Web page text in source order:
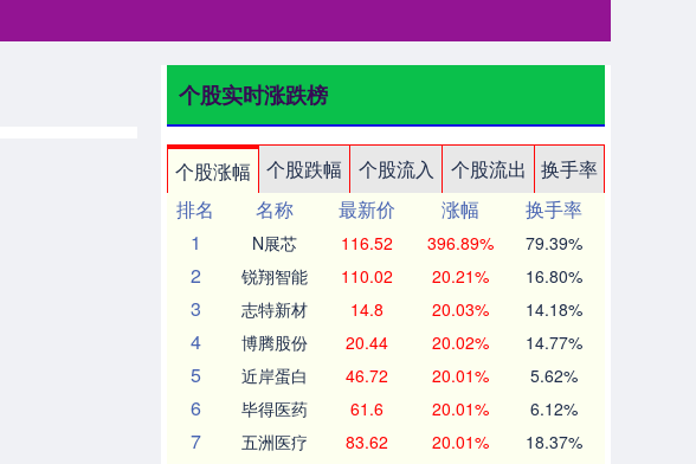
个股实时涨跌榜
个股涨幅 个股跌幅 个股流入 个股流出
换手率
排名
名称 最新价 涨幅
换手率
1
N展芯 116.52 396.89% 79.39%
2 锐翔智能 110.02 20.21% 16.80%
3 志特新材 14.8 20.03% 14.18%
4 博腾股份 20.44 20.02% 14.77%
5 近岸蛋白 46.72 20.01% 5.62%
6 毕得医药 61.6 20.01% 6.12%
7 五洲医疗 83.62 20.01% 18.37%